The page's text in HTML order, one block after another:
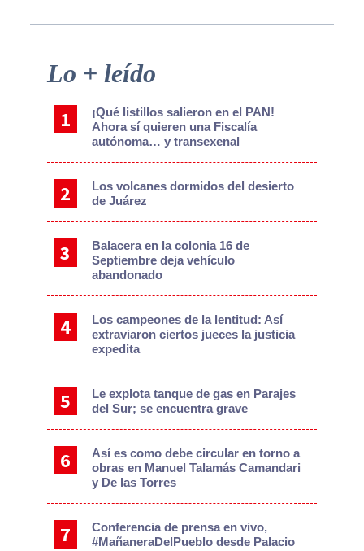
Primary
Lo + leído
¡Qué listillos salieron en el PAN!
Ahora sí quieren una Fiscalía
autónoma… y transexenal
Los volcanes dormidos del desierto
de Juárez
Balacera en la colonia 16 de
Septiembre deja vehículo
abandonado
Los campeones de la lentitud: Así
extraviaron ciertos jueces la justicia
expedita
Le explota tanque de gas en Parajes
del Sur; se encuentra grave
Así es como debe circular en torno a
obras en Manuel Talamás Camandari
y De las Torres
Conferencia de prensa en vivo,
#MañaneraDelPueblo desde Palacio